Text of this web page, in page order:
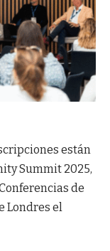
están
Summit 2025,
de
Londres el